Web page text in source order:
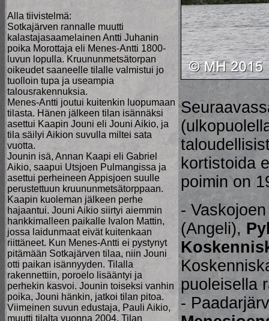
kortistoida
poimin on
-
(Angeli),
puoleisella
-
Alla tiivistelmä:
Sotkajärven rannalle muutti
kalastajasaamelainen Antti Juhanin
poika Morottaja eli Menes-Antti 1800-
luvun lopulla. Kruununmetsätorpan
oikeudet saaneelle tilalle valmistui jo
tuolloin tupa ja useampia
talousrakennuksia.
Menes-Antti joutui kuitenkin luopumaan
tilasta. Hänen jälkeen tilan isännäksi
asettui Kaapin Jouni eli Jouni Aikio, ja
tila säilyi Aikion suvulla miltei sata
vuotta.
Jounin isä, Annan Kaapi eli Gabriel
Aikio, saapui Utsjoen Pulmangissa ja
asettui perheineen Appisjoen suulle
perustettuun kruununmetsätorppaan.
Kaapin kuoleman jälkeen perhe
hajaantui. Jouni Aikio siirtyi aiemmin
hankkimalleen paikalle Ivalon Mattin,
jossa laidunmaat eivät kuitenkaan
riittäneet. Kun Menes-Antti ei pystynyt
pitämään Sotkajärven tilaa, niin Jouni
otti paikan isännyyden. Tilalla
rakennettiin, poroelo lisääntyi ja
perhekin kasvoi. Jounin toiseksi vanhin
poika, Jouni hänkin, jatkoi tilan pitoa.
Viimeinen suvun edustaja, Pauli Aikio,
muutti tilalta vuonna 2004. Tilan